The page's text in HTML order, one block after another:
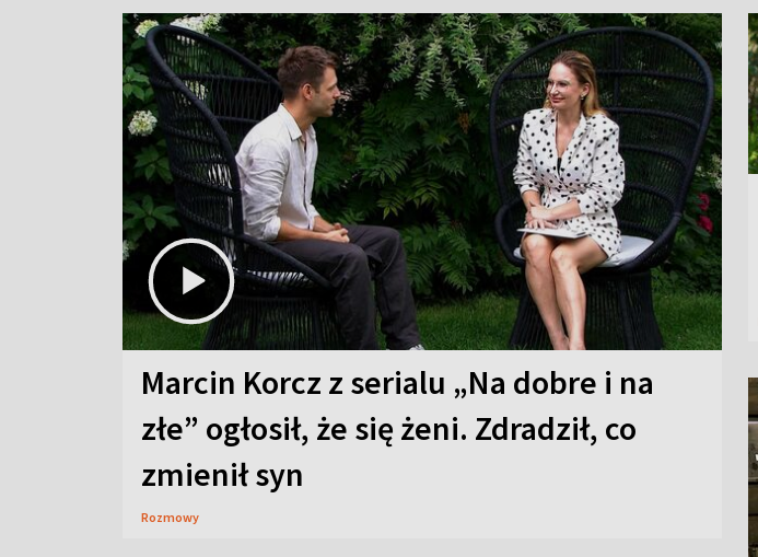
Marcin Korcz z serialu „Na dobre i na
złe” ogłosił, że się żeni. Zdradził, co
zmienił syn
Rozmowy